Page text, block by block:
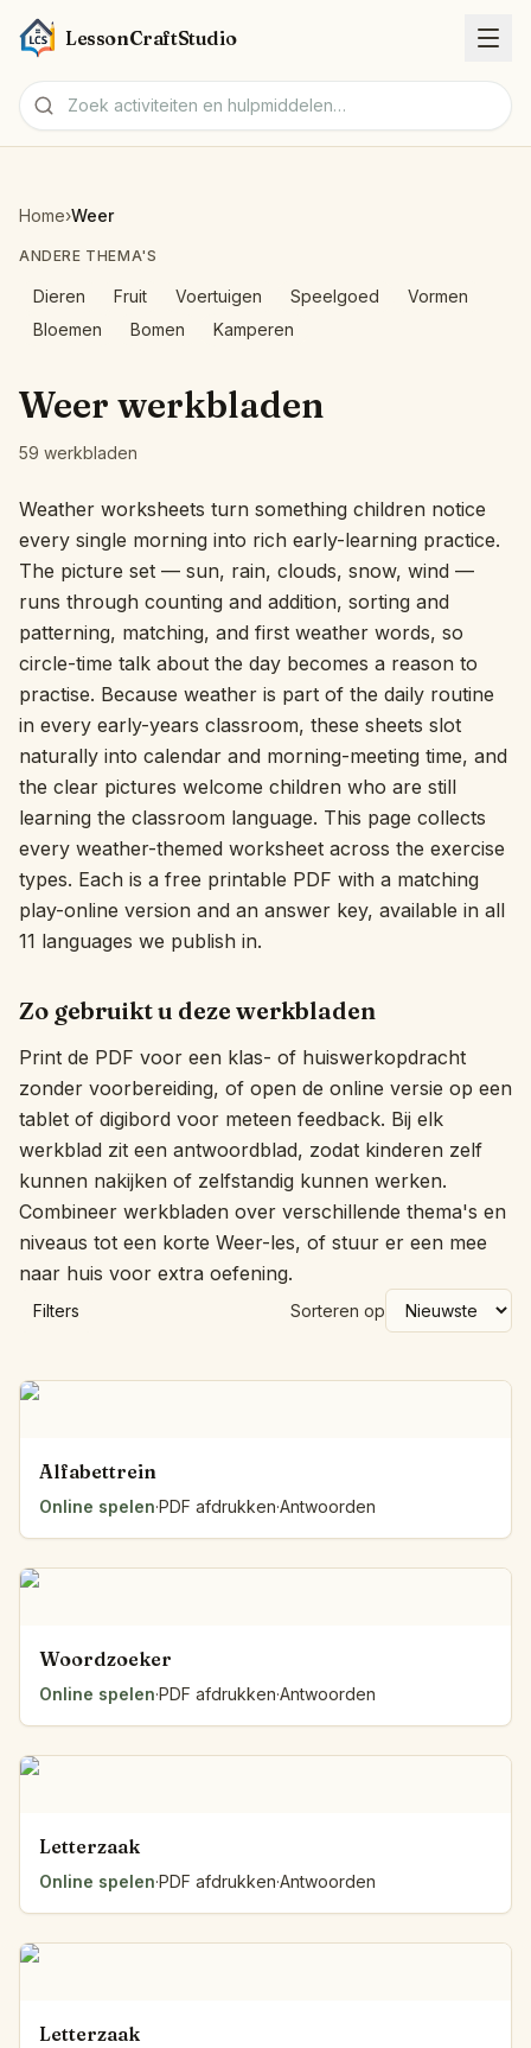
LessonCraftStudio
Activiteiten
Hulpmiddelen
Talen
Werkblad-makers
Interactief
Taal: Nederlands
Inloggen
Registreren
Home›Weer
ANDERE THEMA'S
Dieren Fruit Voertuigen Speelgoed
Vormen
Bloemen
Bomen Kamperen
Weer werkbladen
59 werkbladen
Weather worksheets turn something children notice
every single morning into rich early-learning practice.
The picture set — sun, rain, clouds, snow, wind —
runs through counting and addition, sorting and
patterning, matching, and first weather words, so
circle-time talk about the day becomes a reason to
practise. Because weather is part of the daily routine
in every early-years classroom, these sheets slot
naturally into calendar and morning-meeting time, and
the clear pictures welcome children who are still
learning the classroom language. This page collects
every weather-themed worksheet across the exercise
types. Each is a free printable PDF with a matching
play-online version and an answer key, available in all
11 languages we publish in.
Zo gebruikt u deze werkbladen
Print de PDF voor een klas- of huiswerkopdracht
zonder voorbereiding, of open de online versie op een
tablet of digibord voor meteen feedback. Bij elk
werkblad zit een antwoordblad, zodat kinderen zelf
kunnen nakijken of zelfstandig kunnen werken.
Combineer werkbladen over verschillende thema's en
niveaus tot een korte Weer-les, of stuur er een mee
naar huis voor extra oefening.
Filters Sorteren op
Alfabettrein
Online spelen·PDF afdrukken·Antwoorden
Woordzoeker
Online spelen·PDF afdrukken·Antwoorden
Letterzaak
Online spelen·PDF afdrukken·Antwoorden
Letterzaak